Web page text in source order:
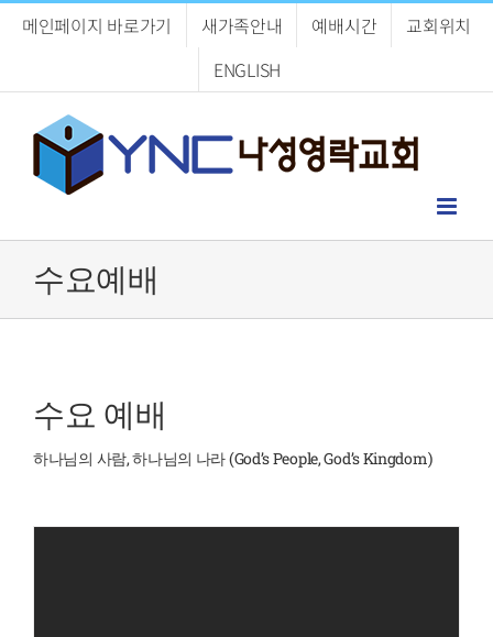
메인페이지 바로가기 새가족안내 예배시간
교회위치
ENGLISH
수요예배
수요 예배
하나님의 사람, 하나님의 나라 (God’s People, God’s Kingdom)